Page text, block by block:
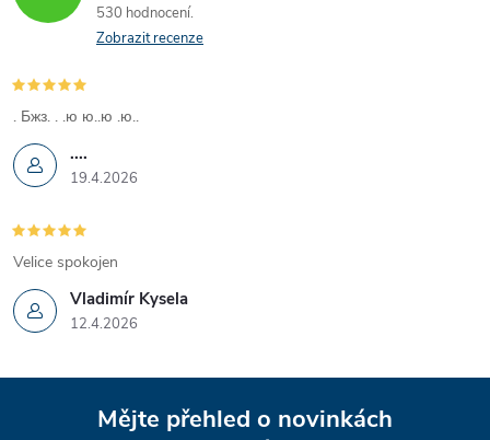
530 hodnocení
Zobrazit recenze
....
19.4.2026
. Бжз. . .ю ю..ю .ю..
Vladimír Kysela
12.4.2026
Velice spokojen
Mějte přehled o novinkách